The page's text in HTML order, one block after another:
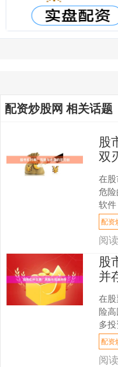
配资炒股网 相关话题
股
双
在
危
软
对
风险
配资
阅
股
并
在
险
多
以较
易，
配资
阅